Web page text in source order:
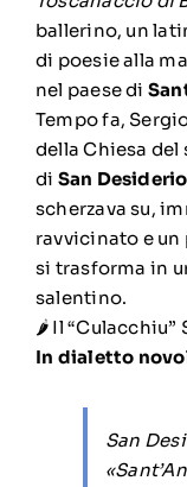
ballerino, un
di poesie alla
nel paese di
Tempo fa,
della Chiesa del
di San Desiderio
scherzava su,
ravvicinato e un
si trasforma in
salentino.
🌶️ Il “Culacchiu”
In dialetto
San